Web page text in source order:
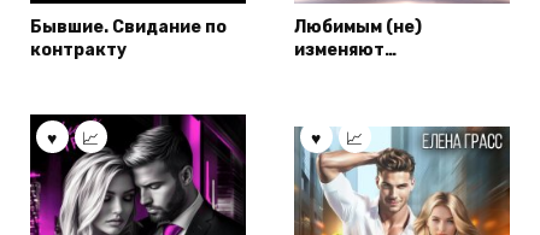
Бывшие. Свидание по
контракту
Любимым (не)
изменяют…